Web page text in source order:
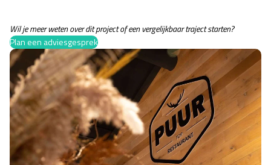
Wil je meer weten over dit project of een vergelijkbaar traject starten?
Plan een adviesgesprek